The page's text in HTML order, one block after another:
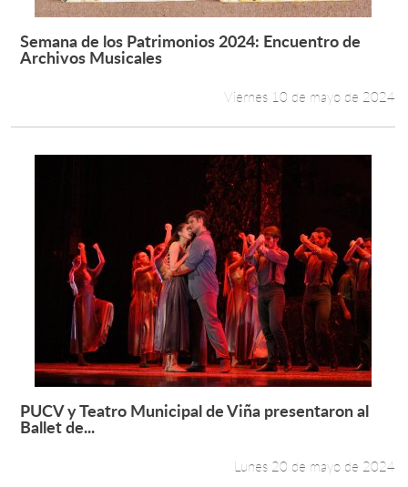
Leer más +
Semana de los Patrimonios 2024: Encuentro de
Archivos Musicales
Viernes 10 de mayo de 2024
Leer más +
PUCV y Teatro Municipal de Viña presentaron al
Ballet de...
Lunes 20 de mayo de 2024